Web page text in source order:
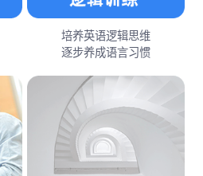
培养英语逻辑思维
逐步养成语言习惯